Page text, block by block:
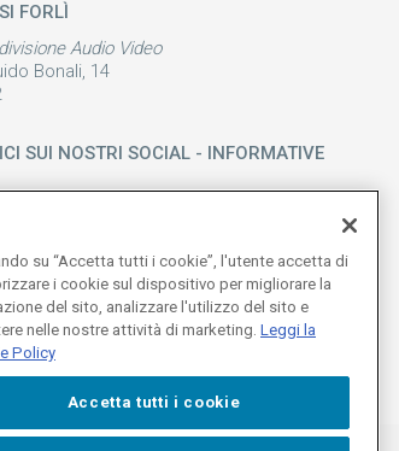
FORLÌ
Audio Video
Bonali, 14
SUI NOSTRI SOCIAL - INFORMATIVE
|Whistleblowing|M.O ex D. Lgs. 231/01
di genere
su “Accetta tutti i cookie”, l'utente accetta di
i cookie sul dispositivo per migliorare la
del sito, analizzare l'utilizzo del sito e
nelle nostre attività di marketing. Leggi la
Policy
Accetta tutti i cookie